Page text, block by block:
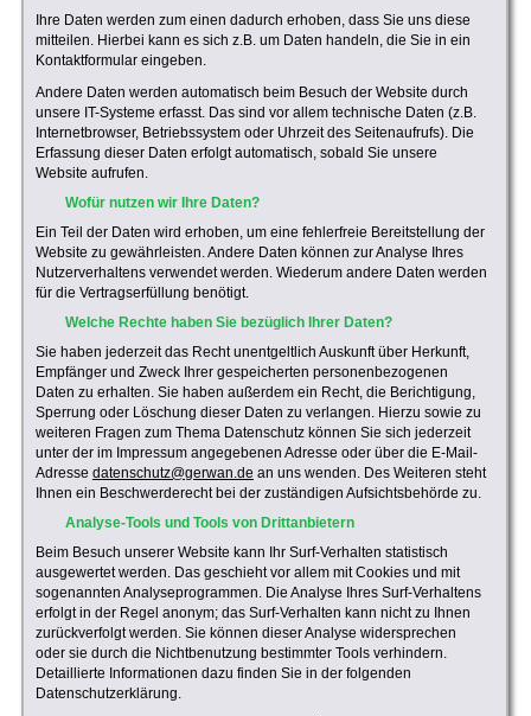
Ihre Daten werden zum einen dadurch erhoben, dass Sie uns diese
mitteilen. Hierbei kann es sich z.B. um Daten handeln, die Sie in ein
Kontaktformular eingeben.
Andere Daten werden automatisch beim Besuch der Website durch
unsere IT-Systeme erfasst. Das sind vor allem technische Daten (z.B.
Internetbrowser, Betriebssystem oder Uhrzeit des Seitenaufrufs). Die
Erfassung dieser Daten erfolgt automatisch, sobald Sie unsere
Website aufrufen.
Wofür nutzen wir Ihre Daten?
Ein Teil der Daten wird erhoben, um eine fehlerfreie Bereitstellung der
Website zu gewährleisten. Andere Daten können zur Analyse Ihres
Nutzerverhaltens verwendet werden. Wiederum andere Daten werden
für die Vertragserfüllung benötigt.
Welche Rechte haben Sie bezüglich Ihrer Daten?
Sie haben jederzeit das Recht unentgeltlich Auskunft über Herkunft,
Empfänger und Zweck Ihrer gespeicherten personenbezogenen
Daten zu erhalten. Sie haben außerdem ein Recht, die Berichtigung,
Sperrung oder Löschung dieser Daten zu verlangen. Hierzu sowie zu
weiteren Fragen zum Thema Datenschutz können Sie sich jederzeit
unter der im Impressum angegebenen Adresse oder über die E-Mail-
Adresse datenschutz@gerwan.de an uns wenden. Des Weiteren steht
Ihnen ein Beschwerderecht bei der zuständigen Aufsichtsbehörde zu.
Analyse-Tools und Tools von Drittanbietern
Beim Besuch unserer Website kann Ihr Surf-Verhalten statistisch
ausgewertet werden. Das geschieht vor allem mit Cookies und mit
sogenannten Analyseprogrammen. Die Analyse Ihres Surf-Verhaltens
erfolgt in der Regel anonym; das Surf-Verhalten kann nicht zu Ihnen
zurückverfolgt werden. Sie können dieser Analyse widersprechen
oder sie durch die Nichtbenutzung bestimmter Tools verhindern.
Detaillierte Informationen dazu finden Sie in der folgenden
Datenschutzerklärung.